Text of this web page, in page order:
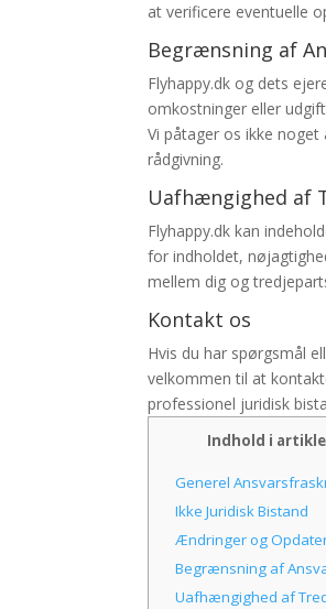
at verificere eventuelle
Begrænsning af
Flyhappy.dk og dets
omkostninger eller
Vi påtager os ikke
rådgivning.
Uafhængighed af
Flyhappy.dk kan
for indholdet,
mellem dig og
Kontakt os
Hvis du har spørgsmål
velkommen til at
professionel juridisk
Indhold i
Generel
Ikke Juridisk Bistand
Ændringer og
Begrænsning af
Uafhængighed af